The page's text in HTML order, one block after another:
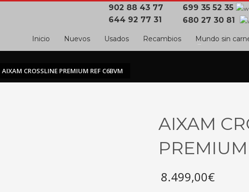
902 88 43 77
644 92 77 31
699 35 52 35
680 27 30 81
Inicio Nuevos Usados Recambios Mundo sin
AIXAM CROSSLINE PREMIUM REF C6BVM
AIXAM
8.499,00€